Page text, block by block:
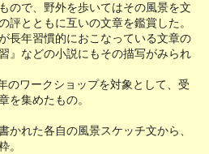
ので、野外を歩いてはその風景を文
評とともに互いの文章を鑑賞した。
長年習慣的におこなっている文章の
』などの小説にもその描写がみられ
のワークショップを対象として、受
を集めたもの。
かれた各自の風景スケッチ文から、
。